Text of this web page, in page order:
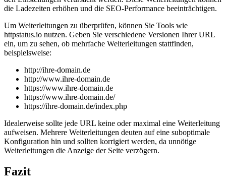
die Ladezeiten erhöhen und die SEO-Performance beeinträchtigen.
Um Weiterleitungen zu überprüfen, können Sie Tools wie
httpstatus.io nutzen. Geben Sie verschiedene Versionen Ihrer URL
ein, um zu sehen, ob mehrfache Weiterleitungen stattfinden,
beispielsweise:
http://ihre-domain.de
http://www.ihre-domain.de
https://www.ihre-domain.de
https://www.ihre-domain.de/
https://ihre-domain.de/index.php
Idealerweise sollte jede URL keine oder maximal eine Weiterleitung
aufweisen. Mehrere Weiterleitungen deuten auf eine suboptimale
Konfiguration hin und sollten korrigiert werden, da unnötige
Weiterleitungen die Anzeige der Seite verzögern.
Fazit